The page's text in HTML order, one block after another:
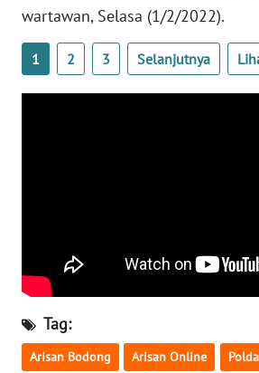
wartawan, Selasa (1/2/2022).
1 2 3 Selanjutnya
Tag:
Arisan Bodong Arisan Online
JAKARTA
WN
JABAR
KEPRI
WN
PAPUA